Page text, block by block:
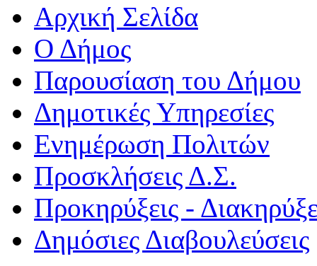
Αρχική Σελίδα
Ο Δήμος
Παρουσίαση του Δήμου
Δημοτικές Υπηρεσίες
Ενημέρωση Πολιτών
Προσκλήσεις Δ.Σ.
Προκηρύξεις -
Δημόσιες Διαβουλεύσεις